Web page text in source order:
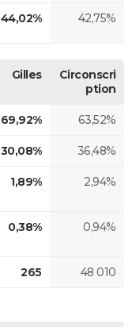
44,02% 42,75%
Gilles
Circonscri
ption
69,92% 63,52%
30,08% 36,48%
1,89% 2,94%
0,38% 0,94%
265 48 010